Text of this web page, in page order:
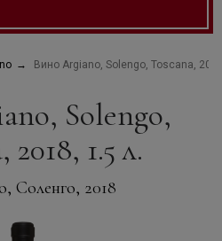
Вино Argiano, Solengo, Toscana,
Solengo,
2018, 1.5 л.
Соленго, 2018